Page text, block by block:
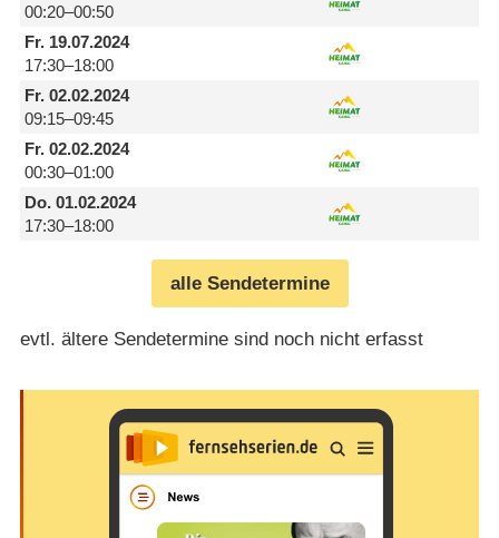
00:20–00:50
Fr.19.07.2024
17:30–18:00
Fr.02.02.2024
09:15–09:45
Fr.02.02.2024
00:30–01:00
Do.01.02.2024
17:30–18:00
alle Sendetermine
evtl. ältere Sendetermine sind noch nicht erfasst